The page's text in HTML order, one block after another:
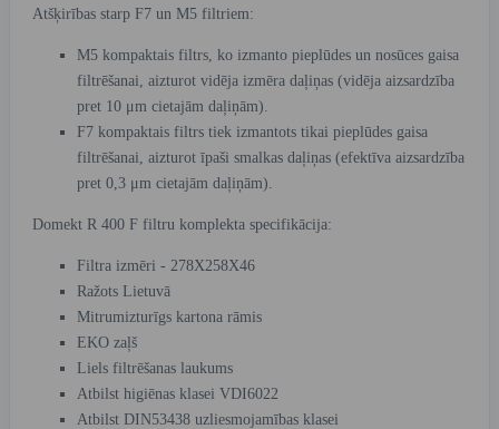
Atšķirības starp F7 un M5 filtriem:
M5 kompaktais filtrs, ko izmanto pieplūdes un nosūces gaisa
filtrēšanai, aizturot vidēja izmēra daļiņas (vidēja aizsardzība
pret 10 μm cietajām daļiņām).
F7 kompaktais filtrs tiek izmantots tikai pieplūdes gaisa
filtrēšanai, aizturot īpaši smalkas daļiņas (efektīva aizsardzība
pret 0,3 μm cietajām daļiņām).
Domekt R 400 F filtru komplekta specifikācija:
Filtra izmēri - 278X258X46
Ražots Lietuvā
Mitrumizturīgs kartona rāmis
EKO zaļš
Liels filtrēšanas laukums
Atbilst higiēnas klasei VDI6022
Atbilst DIN53438 uzliesmojamības klasei